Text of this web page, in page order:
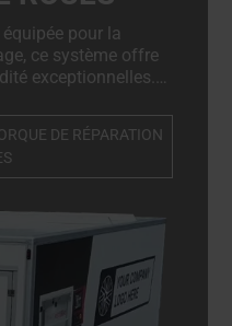
pour la
ce système offre
exceptionnelles.
de haute
minimisant les
l'efficacité.
DE RÉPARATION